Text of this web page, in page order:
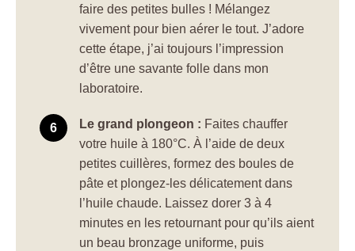
faire des petites bulles ! Mélangez
vivement pour bien aérer le tout. J’adore
cette étape, j’ai toujours l’impression
d’être une savante folle dans mon
laboratoire.
Le grand plongeon : Faites chauffer
votre huile à 180°C. À l’aide de deux
petites cuillères, formez des boules de
pâte et plongez-les délicatement dans
l’huile chaude. Laissez dorer 3 à 4
minutes en les retournant pour qu’ils aient
un beau bronzage uniforme, puis